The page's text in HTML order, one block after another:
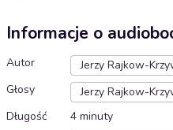
Informacje o
Autor Jerzy Rajkow-
Głosy
Jerzy Rajkow-
Długość
4 minuty